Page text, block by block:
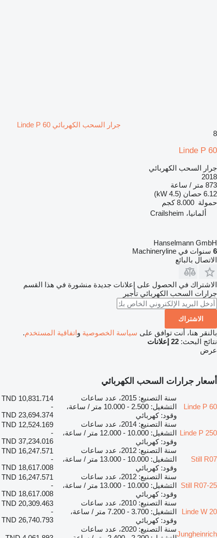
جرار السحب الكهربائي Linde P 60
8
Linde P 60
جرار السحب الكهربائي
2018
873 متر / ساعة
6.12 حصان (4.5 kW)
حمولة 8.000 كجم
ألمانيا، Crailsheim
Hanselmann GmbH
6 سنوات في Machineryline
الاتصال بالبائع
الاشتراك في الحصول على إعلانات جديدة منشورة في هذا القسم
جرارات السحب الكهربائي تأجير
الاشتراك
بالنقر هنا، أنت توافق على سياسة الخصوصية واتفاقية المستخدم.
نتائج البحث: 22 إعلانات
عرض
أسعار جرارات السحب الكهربائي
Linde P 60
سنة التصنيع: 2015، عدد ساعات
التشغيل: 2.500 - 10.000 متر / ساعة،
وقود: كهربائي
TND 10,831.714
-
TND 23,694.374
Linde P 250
سنة التصنيع: 2014، عدد ساعات
التشغيل: 10.000 - 12.000 متر / ساعة،
وقود: كهربائي
TND 12,524.169
-
TND 37,234.016
Still R07
سنة التصنيع: 2012، عدد ساعات
التشغيل: 10.000 - 13.000 متر / ساعة،
وقود: كهربائي
TND 16,247.571
-
TND 18,617.008
Still R07-25
سنة التصنيع: 2012، عدد ساعات
التشغيل: 10.000 - 13.000 متر / ساعة،
وقود: كهربائي
TND 16,247.571
-
TND 18,617.008
Linde W 20
سنة التصنيع: 2010، عدد ساعات
التشغيل: 3.700 - 7.200 متر / ساعة،
وقود: كهربائي
TND 20,309.463
-
TND 26,740.793
Jungheinrich
سنة التصنيع: 2020، عدد ساعات